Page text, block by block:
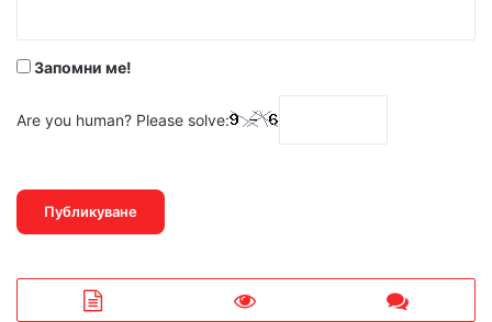
Запомни ме!
Are you human? Please solve: